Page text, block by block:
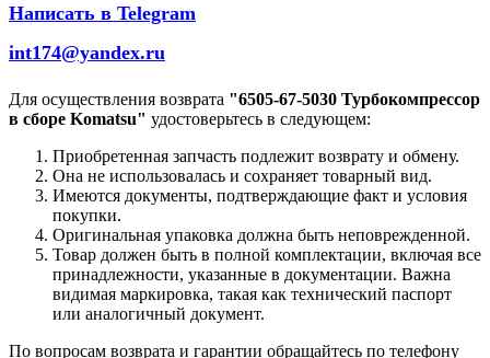
Написать в Telegram
int174@yandex.ru
Для осуществления возврата "6505-67-5030 Турбокомпрессор
в сборе Komatsu" удостоверьтесь в следующем:
Приобретенная запчасть подлежит возврату и обмену.
Она не использовалась и сохраняет товарный вид.
Имеются документы, подтверждающие факт и условия
покупки.
Оригинальная упаковка должна быть неповрежденной.
Товар должен быть в полной комплектации, включая все
принадлежности, указанные в документации. Важна
видимая маркировка, такая как технический паспорт
или аналогичный документ.
По вопросам возврата и гарантии обращайтесь по телефону